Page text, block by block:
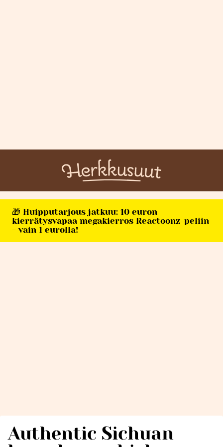
🎁 Huipputarjous jatkuu: 10 euron
kierrätysvapaa megakierros Reactoonz-peliin
- vain 1 eurolla!
Authentic Sichuan